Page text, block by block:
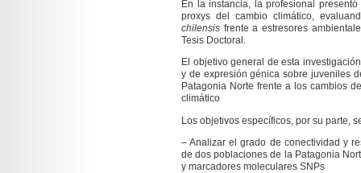
En la instancia, la profesional
proxys del cambio climático,
chilensis frente a estresores
Tesis Doctoral.
El objetivo general de esta
y de expresión génica sobre juveniles
Patagonia Norte frente a los cambios
climático
Los objetivos específicos, por su parte,
– Analizar el grado de conectividad y
de dos poblaciones de la Patagonia
y marcadores moleculares SNPs